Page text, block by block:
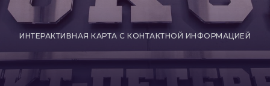
ИНТЕРАКТИВНАЯ КАРТА С КОНТАКТНОЙ ИНФОРМАЦИЕЙ